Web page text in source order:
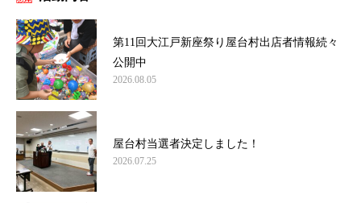
第11回大江戸新座祭り屋台村出店者情報続々
公開中
2026.08.05
屋台村当選者決定しました！
2026.07.25